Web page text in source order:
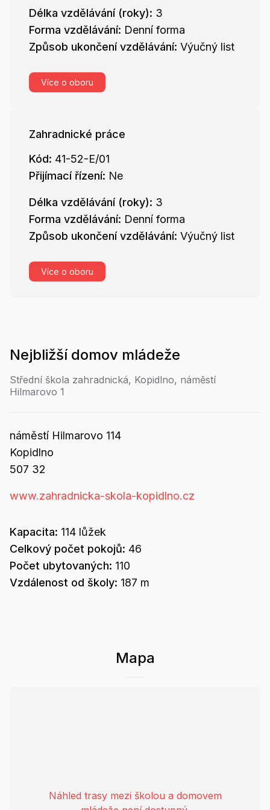
Délka vzdělávání (roky): 3
Forma vzdělávání: Denní forma
Způsob ukončení vzdělávání: Výučný list
Více o oboru
Zahradnické práce
Kód: 41-52-E/01
Přijímací řízení: Ne
Délka vzdělávání (roky): 3
Forma vzdělávání: Denní forma
Způsob ukončení vzdělávání: Výučný list
Více o oboru
Nejbližší domov mládeže
Střední škola zahradnická, Kopidlno, náměstí
Hilmarovo 1
náměstí Hilmarovo 114
Kopidlno
507 32
www.zahradnicka-skola-kopidlno.cz
Kapacita: 114 lůžek
Celkový počet pokojů: 46
Počet ubytovaných: 110
Vzdálenost od školy: 187 m
Mapa
Náhled trasy mezi školou a domovem